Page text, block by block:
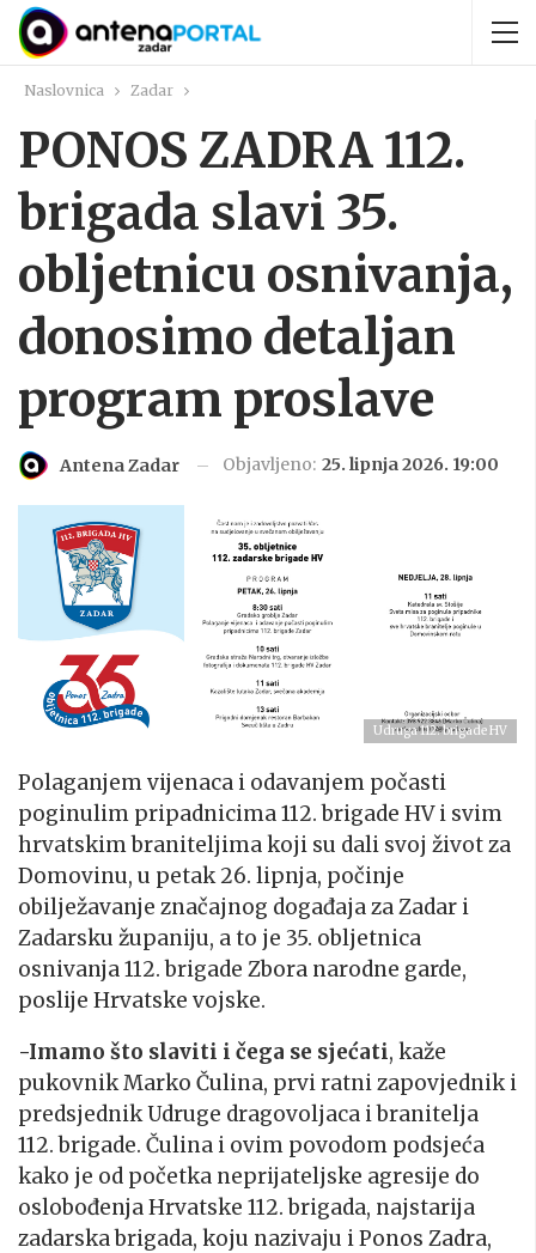
Naslovnica Zadar
PONOS ZADRA 112.
brigada slavi 35.
obljetnicu osnivanja,
donosimo detaljan
program proslave
Antena Zadar Objavljeno: 25. lipnja 2026. 19:00
Udruga 112. brigade HV
Polaganjem vijenaca i odavanjem počasti
poginulim pripadnicima 112. brigade HV i svim
hrvatskim braniteljima koji su dali svoj život za
Domovinu, u petak 26. lipnja, počinje
obilježavanje značajnog događaja za Zadar i
Zadarsku županiju, a to je 35. obljetnica
osnivanja 112. brigade Zbora narodne garde,
poslije Hrvatske vojske.
-Imamo što slaviti i čega se sjećati, kaže
pukovnik Marko Čulina, prvi ratni zapovjednik i
predsjednik Udruge dragovoljaca i branitelja
112. brigade. Čulina i ovim povodom podsjeća
kako je od početka neprijateljske agresije do
oslobođenja Hrvatske 112. brigada, najstarija
zadarska brigada, koju nazivaju i Ponos Zadra,